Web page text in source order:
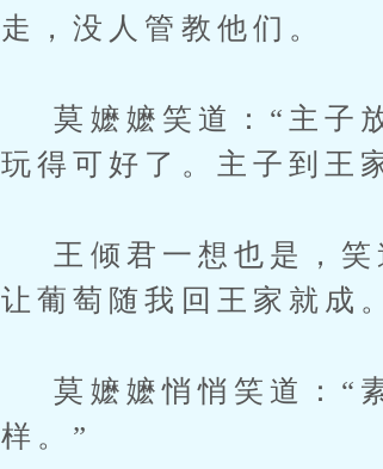
走，没人管教他们。
莫嬷嬷笑道：“主子
玩得可好了。主子到王
王倾君一想也是，笑
让葡萄随我回王家就成
莫嬷嬷悄悄笑道：“
样。”